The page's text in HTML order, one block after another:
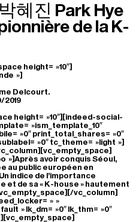
혜진 Park Hye
de la K-
height= »10″]
»]
Delcourt.
2019
height= »10″][indeed-social-
»ism_template_10″
»0″ print_total_shares= »0″
»0″ tc_theme= »light »]
»]Après avoir conquis Séoul,
au public européen en
indice de l’importance
et de sa « K-house » hautement
vc_column]
» »
» lk_dm= »0″ lk_thm= »0″